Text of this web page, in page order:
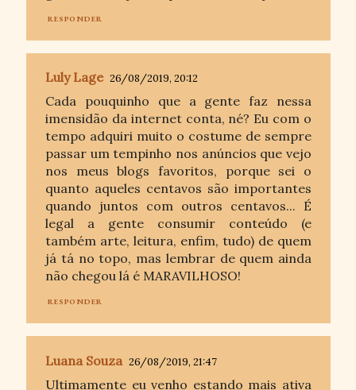
RESPONDER
Luly Lage 26/08/2019, 20:12
Cada pouquinho que a gente faz nessa
imensidão da internet conta, né? Eu com o
tempo adquiri muito o costume de sempre
passar um tempinho nos anúncios que vejo
nos meus blogs favoritos, porque sei o
quanto aqueles centavos são importantes
quando juntos com outros centavos... É
legal a gente consumir conteúdo (e
também arte, leitura, enfim, tudo) de quem
já tá no topo, mas lembrar de quem ainda
não chegou lá é MARAVILHOSO!
RESPONDER
Luana Souza 26/08/2019, 21:47
Ultimamente eu venho estando mais ativa